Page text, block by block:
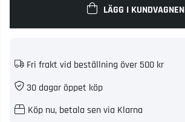
LÄGG I KUNDVAGNEN
Fri frakt vid beställning över 500 kr
30 dagar öppet köp
Köp nu, betala sen via Klarna